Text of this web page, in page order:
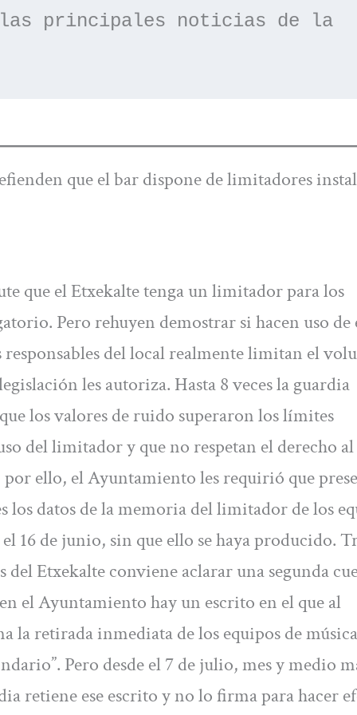
principales noticias de la
que el bar dispone de limitadores
que el Etxekalte tenga un limitador para los
Pero rehuyen demostrar si hacen uso de
del local realmente limitan el
les autoriza. Hasta 8 veces la guardia
los valores de ruido superaron los límites
del limitador y que no respetan el derecho al
ello, el Ayuntamiento les requirió que
los datos de la memoria del limitador de los
16 de junio, sin que ello se haya producido.
del Etxekalte conviene aclarar una segunda
el Ayuntamiento hay un escrito en el que al
la retirada inmediata de los equipos de
Pero desde el 7 de julio, mes y medio
retiene ese escrito y no lo firma para hacer